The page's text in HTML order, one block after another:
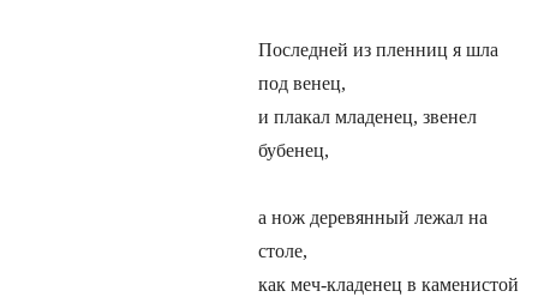
Последней из пленниц я шла
под венец,
и плакал младенец, звенел
бубенец,
а нож деревянный лежал на
столе,
как меч-кладенец в каменистой